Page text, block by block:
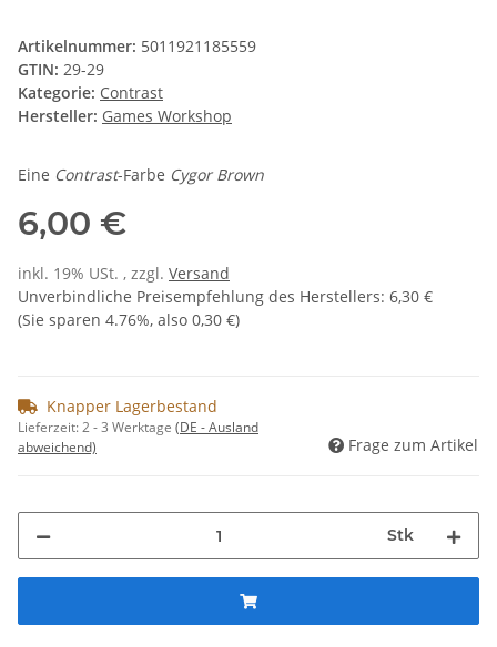
Artikelnummer: 5011921185559
GTIN: 29-29
Kategorie: Contrast
Hersteller: Games Workshop
Eine Contrast-Farbe Cygor Brown
6,00 €
inkl. 19% USt. , zzgl. Versand
Unverbindliche Preisempfehlung des Herstellers: 6,30 €
(Sie sparen 4.76%, also 0,30 €)
Knapper Lagerbestand
Lieferzeit:2 - 3 Werktage (DE - Ausland
abweichend)
Frage zum Artikel
Stk